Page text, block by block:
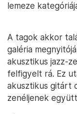
lemeze
A tagok akkor
galéria
akusztikus jazz-
felfigyelt rá. Ez
akusztikus gitárt
zenéljenek